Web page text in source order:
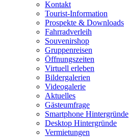
Kontakt
Tourist-Information
Prospekte & Downloads
Fahrradverleih
Souvenirshop
Gruppenreisen
Öffnungszeiten
Virtuell erleben
Bildergalerien
Videogalerie
Aktuelles
Gästeumfrage
Smartphone Hintergründe
Desktop Hintergründe
Vermietungen